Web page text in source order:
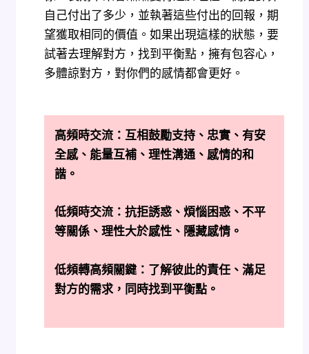
自己付出了多少，並執著這些付出的回報，期
望獲取相同的價值。如果出現這樣的狀態，要
試著去理解對方，找到平衡點，擁有包容心，
多體諒對方，對你們的感情都會更好。
高頻時交流： 互相鼓勵支持、忠實、有安
全感、能量互補、理性溝通、感情的和
諧。
低頻時交流：抗拒誘惑、煩惱困惑、不平
等關係、理性大於感性、隱藏感情。
低頻轉高頻關鍵：了解彼此的責任、滿足
對方的需求，同時找到平衡點。